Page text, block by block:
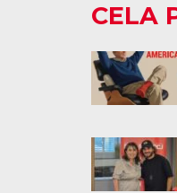
CELA